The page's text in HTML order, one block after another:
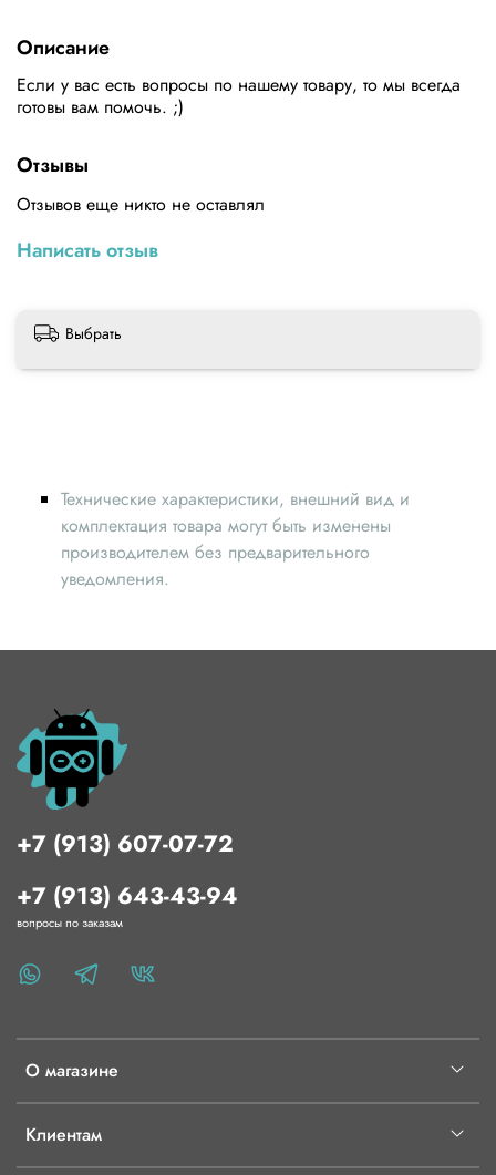
Описание
Если у вас есть вопросы по нашему товару, то мы всегда
готовы вам помочь. ;)
Отзывы
Отзывов еще никто не оставлял
Написать отзыв
Выбрать
Технические характеристики, внешний вид и
комплектация товара могут быть изменены
производителем без предварительного
уведомления.
О магазине
Клиентам
+7 (913) 607-07-72
+7 (913) 643-43-94
вопросы по заказам